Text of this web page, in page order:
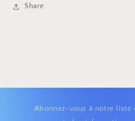
Share
Abonnez-vous à notre liste